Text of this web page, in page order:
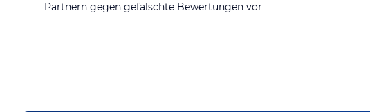
Partnern gegen gefälschte Bewertungen vor